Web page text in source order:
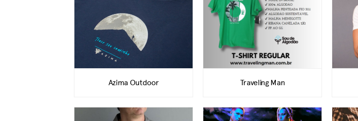
Azima Outdoor Traveling Man